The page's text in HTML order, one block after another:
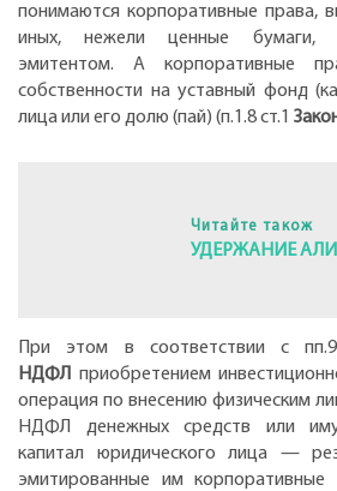
понимаются корпоративные права,
иных, нежели ценные бумаги,
эмитентом. А корпоративные
собственности на уставный фонд
лица или его долю (пай) (п.1.8 ст.1
Читайте також
УДЕРЖАНИЕ
При этом в соответствии с
НДФЛ
приобретением
операция по внесению физическим
НДФЛ денежных средств или
капитал юридического лица —
эмитированные им